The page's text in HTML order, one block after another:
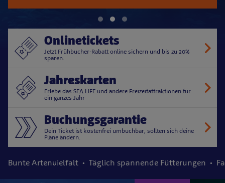
Onlinetickets
Jetzt Frühbucher-Rabatt online sichern und bis zu 20%
sparen.
Jahreskarten
Erlebe das SEA LIFE und andere Freizeitattraktionen für
ein ganzes Jahr
Buchungsgarantie
Dein Ticket ist kostenfrei umbuchbar, sollten sich deine
Pläne ändern.
Bunte Artenvielfalt Täglich spannende Fütterungen